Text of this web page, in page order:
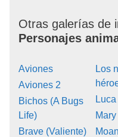
Otras galerías de
Personajes
Aviones
Aviones 2
Bichos (A Bugs
Life)
Brave (Valiente)
Los
Luca